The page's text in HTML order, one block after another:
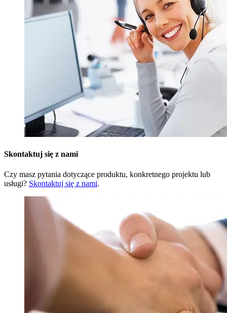
Skontaktuj się z nami
Czy masz pytania dotyczące produktu, konkretnego projektu lub
usługi? Skontaktuj się z nami.